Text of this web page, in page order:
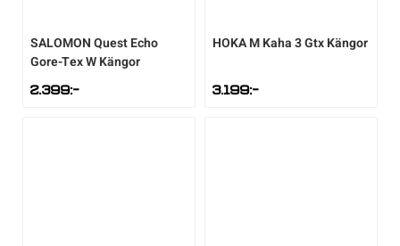
SALOMONQuest Echo
Gore-Tex W Kängor
2.399:-
HOKAM Kaha 3 Gtx Kängor
3.199:-